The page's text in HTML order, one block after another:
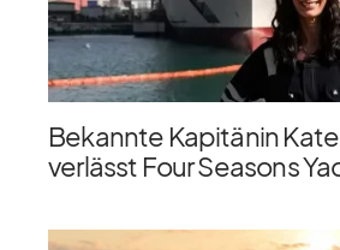
Bekannte Kapitänin
verlässt Four Seasons